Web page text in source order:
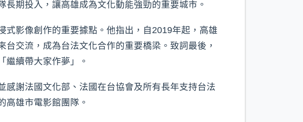
期投入，讓高雄成為文化動能強勁的重要城市。
影像創作的重要據點。他指出，自2019年起，高雄
交流，成為台法文化合作的重要橋梁。致詞最後，
繼續帶大家作夢」。
謝法國文化部、法國在台協會及所有長年支持台法
高雄市電影館團隊。